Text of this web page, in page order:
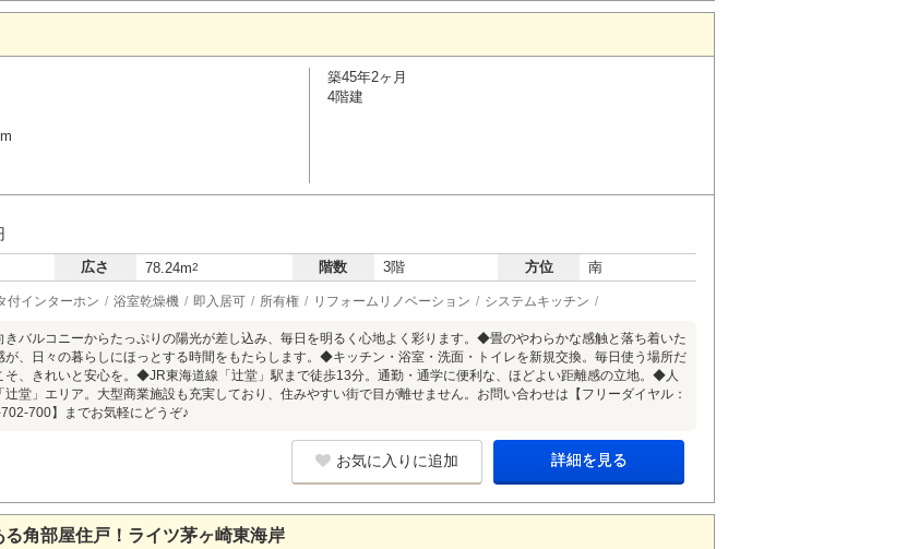
築45年2ヶ月
4階建
広さ 78.24m2 階数 3階 方位 南
付インターホン 浴室乾燥機 即入居可 所有権 リフォームリノベーション システムキッチン
バルコニーからたっぷりの陽光が差し込み、毎日を明るく心地よく彩ります。◆畳のやわらかな感触と落ち着いた
が、日々の暮らしにほっとする時間をもたらします。◆キッチン・浴室・洗面・トイレを新規交換。毎日使う場所だ
そ、きれいと安心を。◆JR東海道線「辻堂」駅まで徒歩13分。通勤・通学に便利な、ほどよい距離感の立地。◆人
辻堂」エリア。大型商業施設も充実しており、住みやすい街で目が離せません。お問い合わせは【フリーダイヤル：
700】までお気軽にどうぞ♪
お気に入りに追加 詳細を見る
角部屋住戸！ライツ茅ヶ崎東海岸